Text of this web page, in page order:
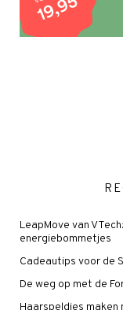
LeapMove van
energiebommetjes
Cadeautips voor de
De weg op met de